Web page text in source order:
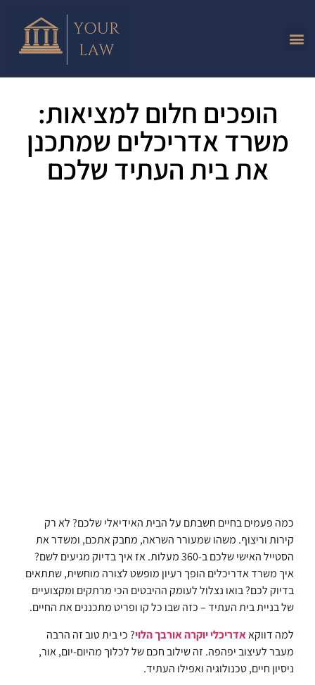
הופכים חלום למציאות:
משרד אדריכלים שמתכנן
את בית העתיד שלכם
כמה פעמים בחיים חשבתם על הבית האידיאלי שלכם? לא רק
קירות וריצוף. משהו שמעורר השראה, מחבק אתכם, ומשדר את
הסטייל האישי שלכם ב-360 מעלות. אז איך בדיוק מגיעים לשם?
איך משרד אדריכלים הופך רעיון מופשט לצורה מוחשית, שתתאים
בדיוק לכם? בואו נצלול לעומק ההיבטים הכי מרתקים ומקצועיים
של בניית בית העתיד – כזה שבו כל קו ופריט מתכננים את החיים.
למה דווקאאדריכלי יוקרה אורבך הלוי? כי בית טוב זה הרבה
מעבר לעיצוב יפהפה. זה שילוב חכם של לכלוך מהיום-יום, אור,
ניסיון חיים, טכנולוגיה ואפילו העתיד.